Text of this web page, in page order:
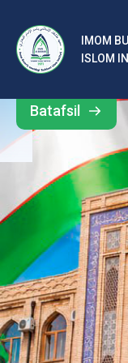
IMOM
ISLOM
b
al
ar
o‘
rt
a
si
d
Barcha
yangiliklar
Batafsil